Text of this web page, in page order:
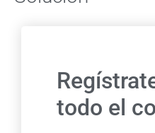
todo el